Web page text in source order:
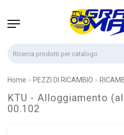
Home PEZZI DI RICAMBIO
KTU - Alloggiamento
00.102